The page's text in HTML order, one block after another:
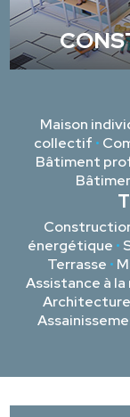
Maison
collectif •
Bâtiment
énergétique •
Terrasse •
Assistance à